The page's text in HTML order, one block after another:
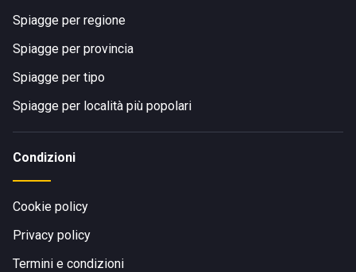
Spiagge per regione
Spiagge per provincia
Spiagge per tipo
Spiagge per località più popolari
Condizioni
Cookie policy
Privacy policy
Termini e condizioni